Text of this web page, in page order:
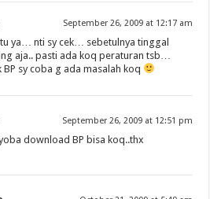
September 26, 2009 at 12:17 am
ya… nti sy cek… sebetulnya tinggal
aja.. pasti ada koq peraturan tsb…
BP sy coba g ada masalah koq
September 26, 2009 at 12:51 pm
download BP bisa koq..thx